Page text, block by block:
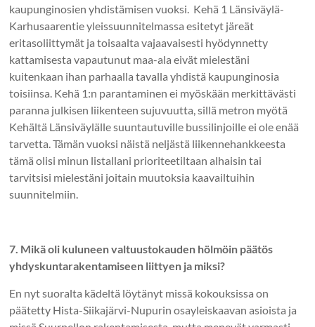
kaupunginosien yhdistämisen vuoksi. Kehä 1 Länsiväylä-
Karhusaarentie yleissuunnitelmassa esitetyt järeät
eritasoliittymät ja toisaalta vajaavaisesti hyödynnetty
kattamisesta vapautunut maa-ala eivät mielestäni
kuitenkaan ihan parhaalla tavalla yhdistä kaupunginosia
toisiinsa. Kehä 1:n parantaminen ei myöskään merkittävästi
paranna julkisen liikenteen sujuvuutta, sillä metron myötä
Kehältä Länsiväylälle suuntautuville bussilinjoille ei ole enää
tarvetta. Tämän vuoksi näistä neljästä liikennehankkeesta
tämä olisi minun listallani prioriteetiltaan alhaisin tai
tarvitsisi mielestäni joitain muutoksia kaavailtuihin
suunnitelmiin.
7. Mikä oli kuluneen valtuustokauden hölmöin päätös
yhdyskuntarakentamiseen liittyen ja miksi?
En nyt suoralta kädeltä löytänyt missä kokouksissa on
päätetty Hista-Siikajärvi-Nupurin osayleiskaavan asioista ja